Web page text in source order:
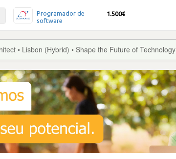
Programador de
software
1.500€
• Lisbon (Hybrid) • Shape the Future of Technology